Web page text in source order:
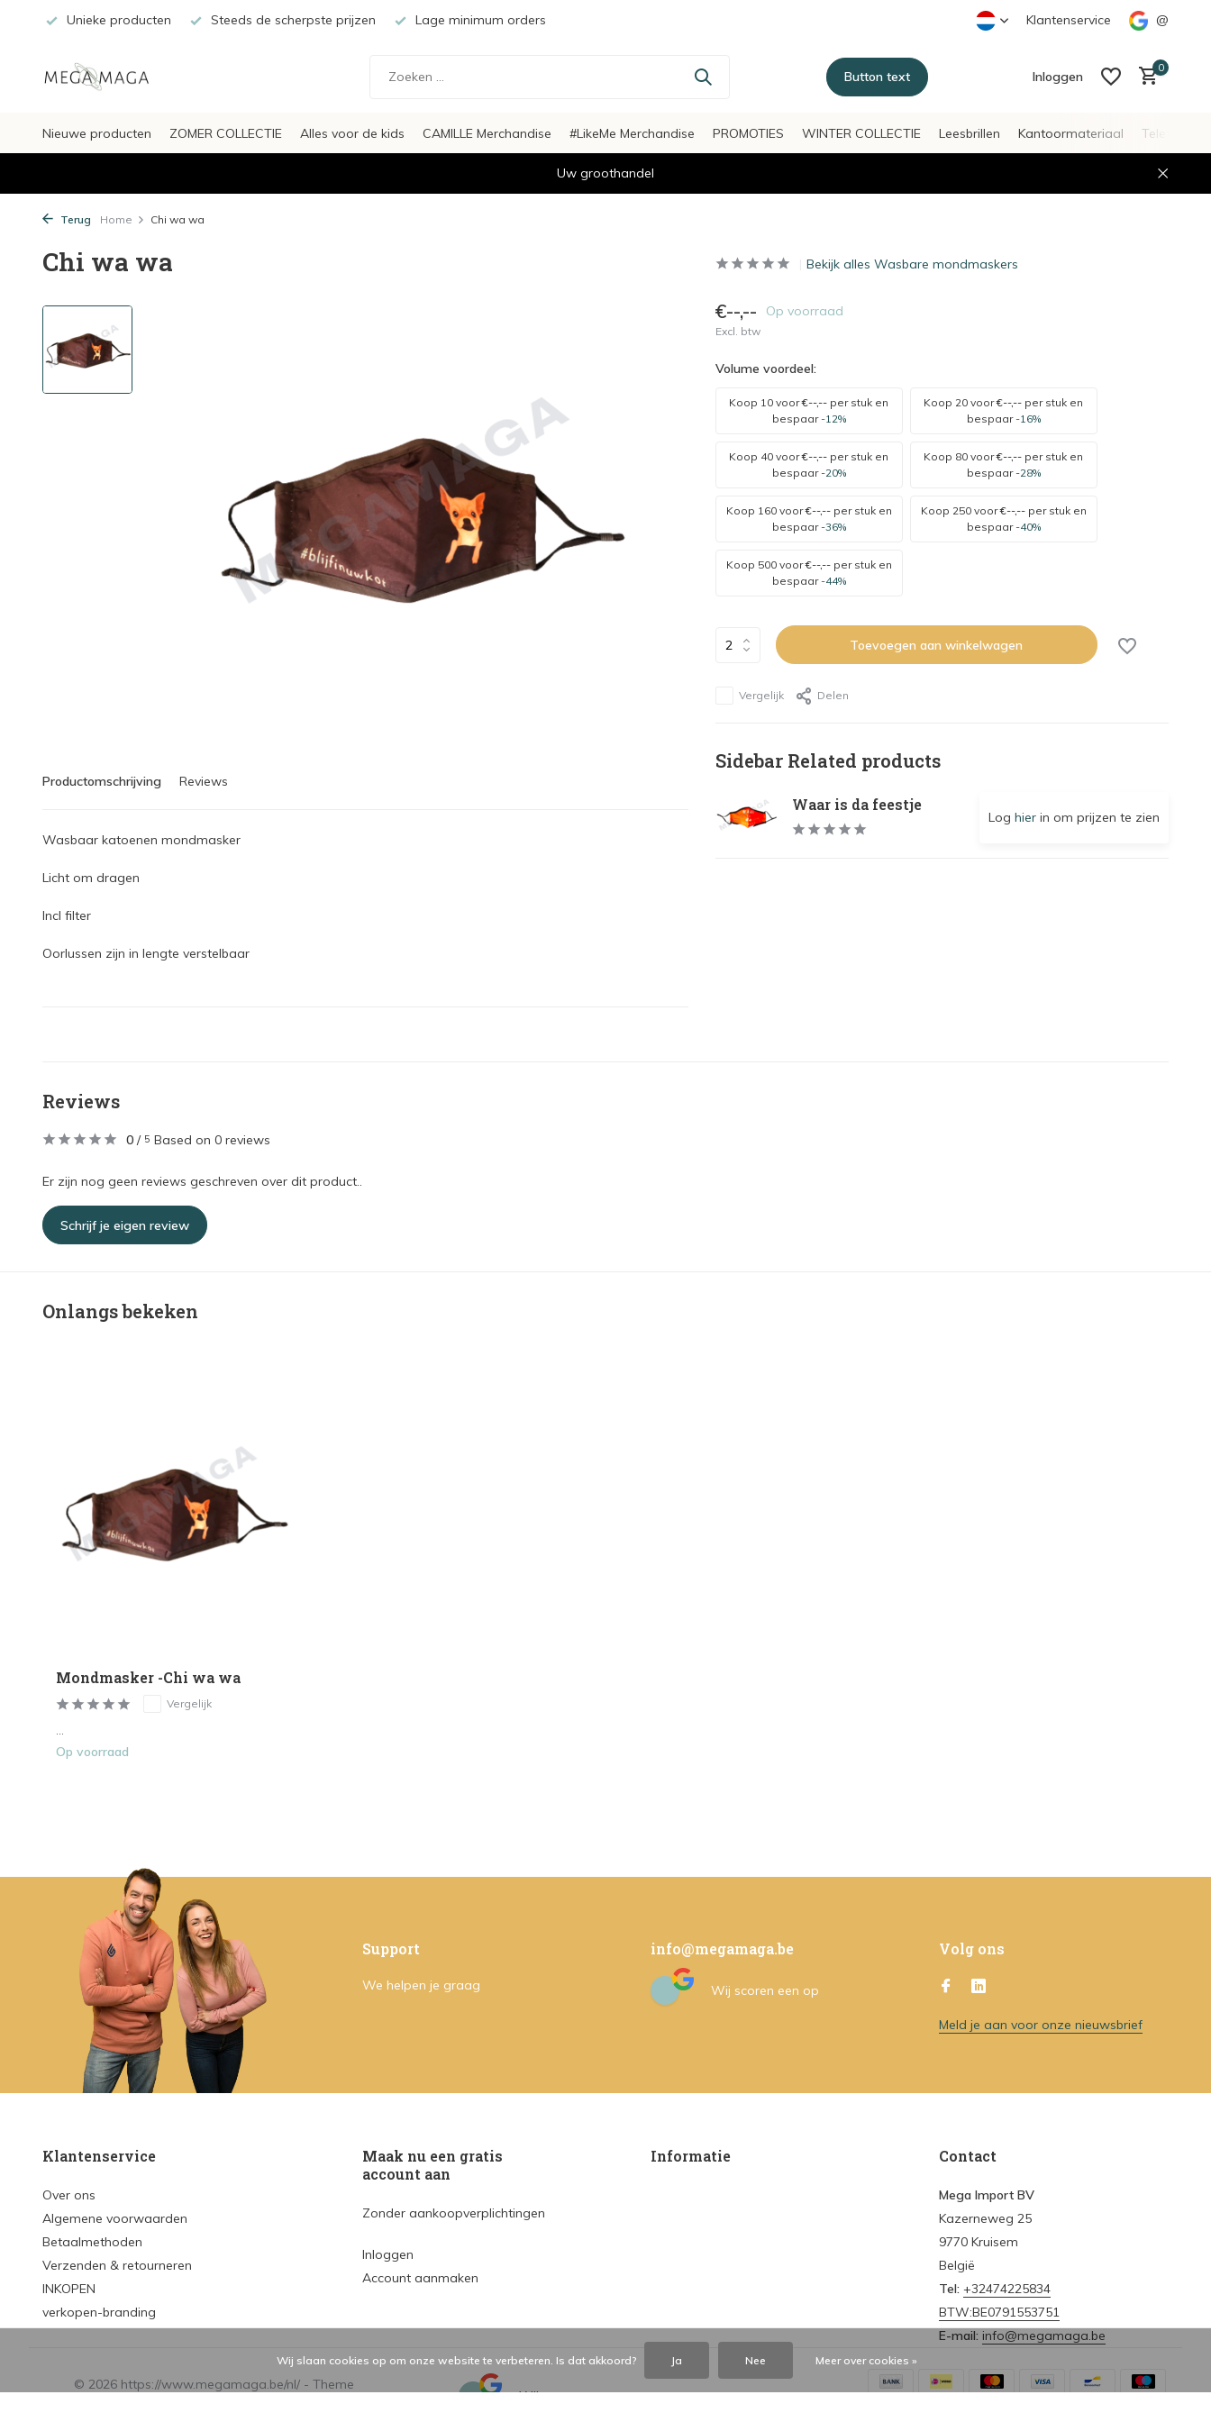
Unieke producten Steeds de scherpste prijzen Lage minimum orders Klantenservice @
Button text Inloggen
0
Nieuwe producten ZOMER COLLECTIE Alles voor de kids CAMILLE Merchandise #LikeMe Merchandise PROMOTIES WINTER COLLECTIE Leesbrillen Kantoormateriaal
Uw groothandel
Terug Home Chi wa wa
Chi wa wa
Productomschrijving Reviews
Wasbaar katoenen mondmasker
Licht om dragen
Incl filter
Oorlussen zijn in lengte verstelbaar
Bekijk alles Wasbare mondmaskers
€--,-- Op voorraad
Excl. btw
Volume voordeel:
Koop 10 voor€--,-- per stuk en
bespaar -12%
Koop 20 voor€--,-- per stuk en
bespaar -16%
Koop 40 voor€--,-- per stuk en
bespaar -20%
Koop 80 voor€--,-- per stuk en
bespaar -28%
Koop 160 voor€--,--per stuk en
bespaar -36%
Koop 250 voor€--,--per stuk en
bespaar -40%
Koop 500 voor€--,--per stuk en
bespaar -44%
Toevoegen aan winkelwagen
Vergelijk Delen
Sidebar Related products
Waar is da feestje
Log hierin om prijzen te zien
Reviews
0 / 5 Based on 0 reviews
Er zijn nog geen reviews geschreven over dit product..
Schrijf je eigen review
Onlangs bekeken
Mondmasker -Chi wa wa
Vergelijk
...
Op voorraad
Support
We helpen je graag
info@megamaga.be
Wij scoren een op
Volg ons
Meld je aan voor onze nieuwsbrief
Klantenservice
Over ons
Algemene voorwaarden
Betaalmethoden
Verzenden & retourneren
INKOPEN
verkopen-branding
Maak nu een gratis
account aan
Zonder aankoopverplichtingen
Inloggen
Account aanmaken
Informatie Contact
Mega Import BV
Kazerneweg 25
9770 Kruisem
België
Tel: +32474225834
BTW:BE0791553751
E-mail: info@megamaga.be
© 2026 https://www.megamaga.be/nl/ - Theme
Wij scoren eenop
Wij slaan cookies op om onze website te verbeteren. Is dat akkoord? Ja Nee Meer over cookies »